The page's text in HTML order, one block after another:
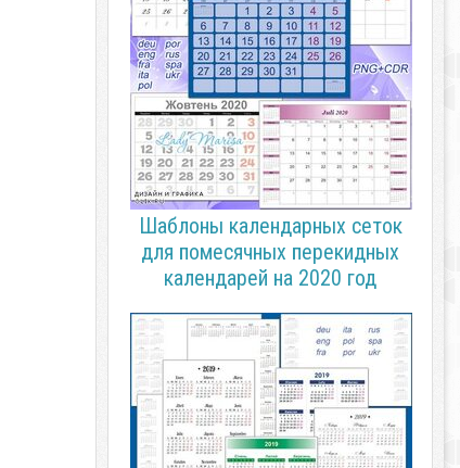
Шаблоны календарных сеток
для помесячных перекидных
календарей на 2020 год